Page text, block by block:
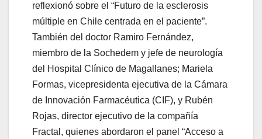
reflexionó sobre el “Futuro de la esclerosis
múltiple en Chile centrada en el paciente”.
También del doctor Ramiro Fernández,
miembro de la Sochedem y jefe de neurología
del Hospital Clínico de Magallanes; Mariela
Formas, vicepresidenta ejecutiva de la Cámara
de Innovación Farmacéutica (CIF), y Rubén
Rojas, director ejecutivo de la compañía
Fractal, quienes abordaron el panel “Acceso a